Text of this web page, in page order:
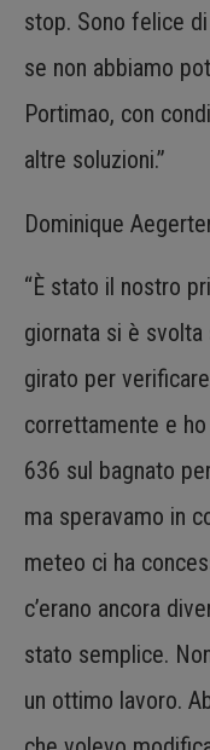
stop. Sono felice
se non abbiamo
Portimao, con
altre soluzioni.”
Dominique
“È stato il nostro
giornata si è svolta
girato per
correttamente e
636 sul bagnato
ma speravamo in
meteo ci ha
c’erano ancora
stato semplice.
un ottimo lavoro.